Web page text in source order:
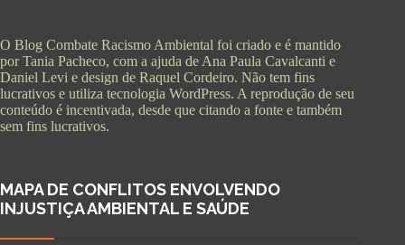
O Blog Combate Racismo Ambiental foi criado e é mantido
por Tania Pacheco, com a ajuda de Ana Paula Cavalcanti e
Daniel Levi e design de Raquel Cordeiro. Não tem fins
lucrativos e utiliza tecnologia WordPress. A reprodução de seu
conteúdo é incentivada, desde que citando a fonte e também
sem fins lucrativos.
MAPA DE CONFLITOS ENVOLVENDO
INJUSTIÇA AMBIENTAL E SAÚDE